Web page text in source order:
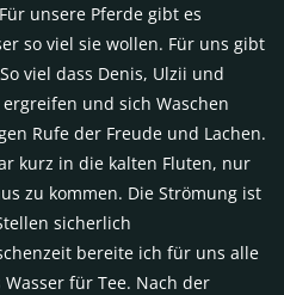
unsere Pferde gibt es
so viel sie wollen. Für uns gibt
viel dass Denis, Ulzii und
und sich Waschen
Rufe der Freude und Lachen.
kurz in die kalten Fluten, nur
zu kommen. Die Strömung ist
sicherlich
bereite ich für uns alle
für Tee. Nach der